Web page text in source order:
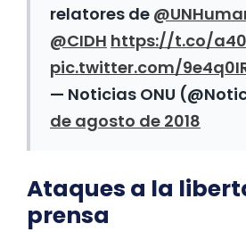
relatores de
@CIDH https://t.co/
pic.twitter.com/
— Noticias ONU
de agosto de 2018
Ataques a la
prensa